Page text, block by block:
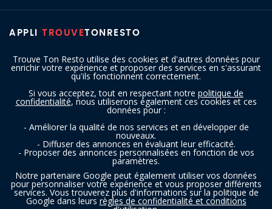
Trouve Ton Resto utilise des cookies et d'autres données pour
enrichir votre expérience et proposer des services en s'assurant
qu'ils fonctionnent correctement.
Si vous acceptez, tout en respectant notre politique de
confidentialité, nous utiliserons également ces cookies et ces
données pour :
- Améliorer la qualité de nos services et en développer de
nouveaux.
- Diffuser des annonces en évaluant leur efficacité.
- Proposer des annonces personnalisées en fonction de vos
paramètres.
Notre partenaire Google peut également utiliser vos données
pour personnaliser votre expérience et vous proposer différents
services. Vous trouverez plus d'informations sur la politique de
Google dans leurs règles de confidentialité et conditions
APPLI TROUVETONRESTO
SUIVEZ-NOUS
Copyright © 2016 - 2026 trouvetonresto.be ‐ Tous droits réservés | JDC